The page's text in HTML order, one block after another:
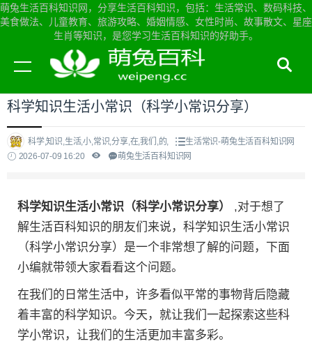
萌兔生活百科知识网，分享生活百科知识，包括：生活常识、数码科技、
美食做法、儿童教育、旅游攻略、婚姻情感、女性时尚、故事散文、星座
生肖等知识，是您学习生活百科知识的好助手。
当前位置： 萌兔生活百科知识网首页>生活常识
科学知识生活小常识（科学小常识分享）
科学,知识,生活,小,常识,分享,在,我们,的,
生活常识-萌兔生活百科知识网
2026-07-09 16:20
萌兔生活百科知识网
科学知识生活小常识（科学小常识分享） ,对于想了
解生活百科知识的朋友们来说，科学知识生活小常识
（科学小常识分享）是一个非常想了解的问题，下面
小编就带领大家看看这个问题。
在我们的日常生活中，许多看似平常的事物背后隐藏
着丰富的科学知识。今天，就让我们一起探索这些科
学小常识，让我们的生活更加丰富多彩。